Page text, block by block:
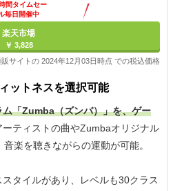
間タイムセー
毎日開催中
楽天市場
￥ 3,828
サイトの 2024年12月03日時点 での税込価格
ットネスを選択可能
「Zumba（ズンバ）」を、ゲー
ーティストの曲やZumbaオリジナル
楽を聴きながらの運動が可能。
タイルがあり、レベルも30クラス